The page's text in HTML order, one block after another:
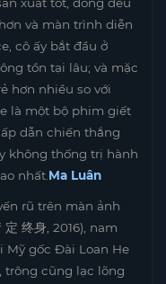
và màn trình diễn
cô ấy bắt đầu ở
tồn tại lâu; và mặc
hơn nhiều so với
là một bộ phim giết
dẫn chiến thắng
không thống trị hành
nhất. Ma Luân
rũ trên màn ảnh
终身, 2016), nam
Mỹ gốc Đài Loan He
trông cũng lạc lõng